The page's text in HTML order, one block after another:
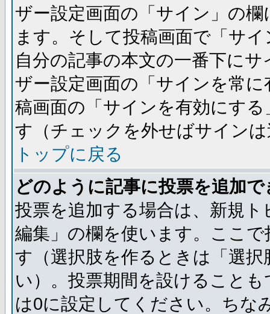
ザー設定画面の「サイン」の
ます。そして投稿画面で「サ
自分の記事の本文の一番下に
ザー設定画面の「サインを常
稿画面の「サインを有効にす
す（チェックを外せばサイン
トップに戻る
どのように記事に投票を追加
投票を追加する場合は、新規
編集」の欄を使います。ここ
す（選択肢を作るときは「選
い）。投票期間を設けること
は0に設定してください。ちな